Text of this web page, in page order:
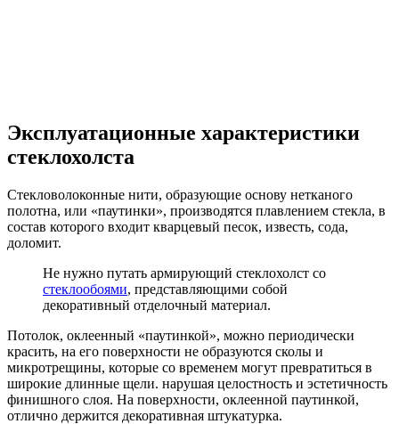
Эксплуатационные характеристики
стеклохолста
Стекловолоконные нити, образующие основу нетканого
полотна, или «паутинки», производятся плавлением стекла, в
состав которого входит кварцевый песок, известь, сода,
доломит.
Не нужно путать армирующий стеклохолст со
стеклообоями, представляющими собой
декоративный отделочный материал.
Потолок, оклеенный «паутинкой», можно периодически
красить, на его поверхности не образуются сколы и
микротрещины, которые со временем могут превратиться в
широкие длинные щели. нарушая целостность и эстетичность
финишного слоя. На поверхности, оклеенной паутинкой,
отлично держится декоративная штукатурка.